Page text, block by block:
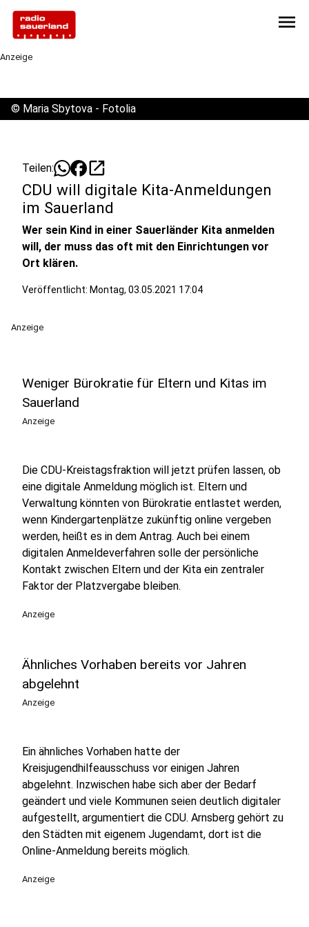
menu
Anzeige
© Maria Sbytova - Fotolia
Teilen: open_in_new
CDU will digitale Kita-Anmeldungen
im Sauerland
Wer sein Kind in einer Sauerländer Kita anmelden
will, der muss das oft mit den Einrichtungen vor
Ort klären.
Veröffentlicht: Montag, 03.05.2021 17:04
Anzeige
Weniger Bürokratie für Eltern und Kitas im
Sauerland
Anzeige
Die CDU-Kreistagsfraktion will jetzt prüfen lassen, ob
eine digitale Anmeldung möglich ist. Eltern und
Verwaltung könnten von Bürokratie entlastet werden,
wenn Kindergartenplätze zukünftig online vergeben
werden, heißt es in dem Antrag. Auch bei einem
digitalen Anmeldeverfahren solle der persönliche
Kontakt zwischen Eltern und der Kita ein zentraler
Faktor der Platzvergabe bleiben.
Anzeige
Ähnliches Vorhaben bereits vor Jahren
abgelehnt
Anzeige
Ein ähnliches Vorhaben hatte der
Kreisjugendhilfeausschuss vor einigen Jahren
abgelehnt. Inzwischen habe sich aber der Bedarf
geändert und viele Kommunen seien deutlich digitaler
aufgestellt, argumentiert die CDU. Arnsberg gehört zu
den Städten mit eigenem Jugendamt, dort ist die
Online-Anmeldung bereits möglich.
Anzeige